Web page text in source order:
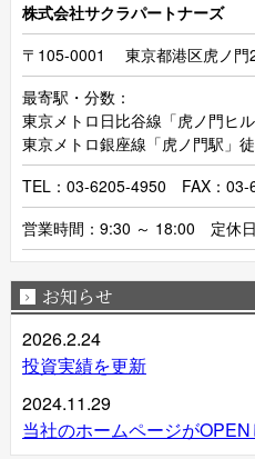
株式会社サクラパートナーズ
〒105-0001 東京都港区虎ノ
最寄駅・分数：
東京メトロ日比谷線「虎ノ門ヒ
東京メトロ銀座線「虎ノ門駅」
TEL：03-6205-4950 FAX：03-
営業時間：9:30 ～ 18:00 定休
お知らせ
2026.2.24
投資実績を更新
2024.11.29
当社のホームページがOPEN